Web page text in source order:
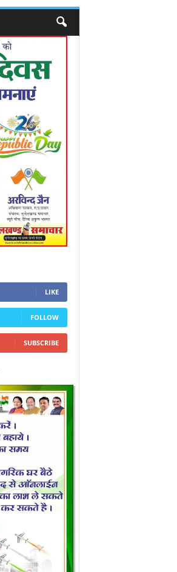
LIKE
FOLLOW
SUBSCRIBE